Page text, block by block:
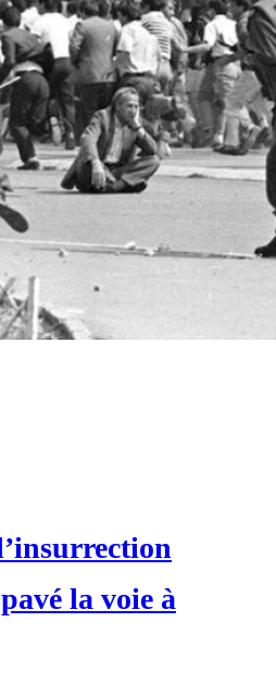
la voie à